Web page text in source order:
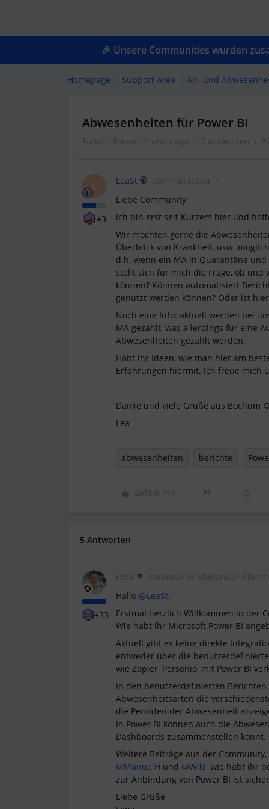
🎉 Unsere Communities wurden
Homepage Support Area An- und
Abwesenheiten für Power BI
Forum|Forum|4 years ago 5 Antworten
L
+3
LeaSt
Communicator
Liebe Community,
ich bin erst seit Kurzem hier und
Wir möchten gerne die
Überblick von Krankheit, usw.
d.h. wenn ein MA in Quarantäne
stellt sich für mich die Frage, ob und
können? Können automatisiert
genutzt werden können? Oder ist
Noch eine Info: aktuell werden bei
MA gezählt, was allerdings für eine
Abwesenheiten gezählt werden.
Habt ihr Ideen, wie man hier am
Erfahrungen hiermit. Ich freue mich
Danke und viele Grüße aus Bochum
Lea
abwesenheiten berichte
Gefällt mir
5 Antworten
+33
Lena Community Moderator Alumni
Hallo @LeaSt,
Erstmal herzlich Willkommen in der
Wie habt ihr Microsoft Power BI
Aktuell gibt es keine direkte
entweder über die
wie Zapier, Personio, mit Power BI
In den benutzerdefinierten
Abwesenheitsarten die
die Perioden der Abwesenheit
In Power BI können auch die
Dashboards zusammenstellen könnt.
Weitere Beiträge aus der
@ManuelH und @Wiki, wie habt ihr
zur Anbindung von Power BI ist
Liebe Grüße